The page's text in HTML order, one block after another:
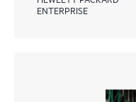
ENTERPRISE